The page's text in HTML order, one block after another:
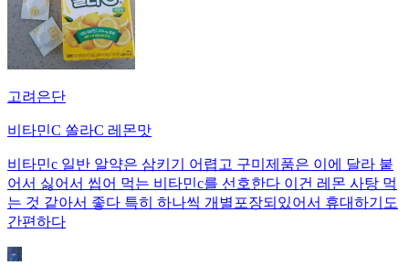
고려은단
비타민C 쏠라C 레몬맛
비타민c 일반 알약은 삼키기 어렵고 구미제품은 이에 달라 붙
어서 싫어서 씹어 먹는 비타민c를 선호한다 이건 레몬 사탕 먹
는 것 같아서 좋다 특히 하나씩 개별포장되있어서 휴대하기도
간편하다